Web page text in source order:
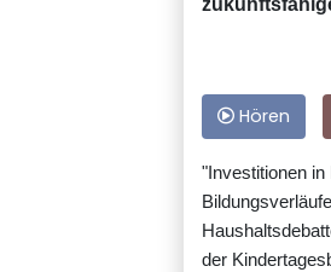
Hören
"Investitionen
der